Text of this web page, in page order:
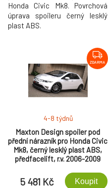
Honda Civic Mk8. Povrchová
úprava spoileru černý lesklý
plast ABS.
ZDARMA
Maxton Design spoiler pod
přední nárazník pro Honda Civic
Mk8, černý lesklý plast ABS,
předfacelift, r.v. 2006-2009
4-8 týdnů
5 481 Kč Koupit